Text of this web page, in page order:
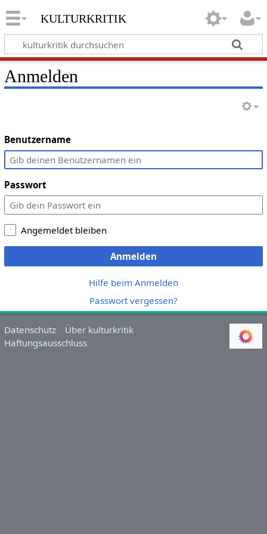
kulturkritik
Anmelden
Benutzername
Passwort
Angemeldet bleiben
Anmelden
Hilfe beim Anmelden
Passwort vergessen?
Datenschutz
Über kulturkritik
Haftungsausschluss